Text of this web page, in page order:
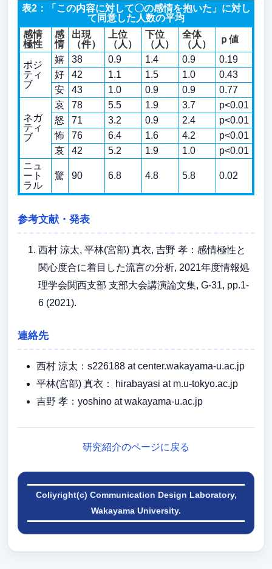
表2：「この内容に対して〇の感情を抱いた」に対し
て同意した人数の平均
感情
極性
感
情
出現
（件）
上位
（人）
下位
（人）
全体
（人）
ｐ値
ポジ
ティ
ブ
嬉 38 0.9 1.4 0.9
0.19
好
42 1.1 1.5 1.0
0.43
安
43 1.0 0.9 0.9 0.77
ネガ
ティ
ブ
哀 78 5.5 1.9 3.7
p<0.01
怒
71 3.2 0.9 2.4
p<0.01
怖
76 6.4 1.6 4.2
p<0.01
哀
42 5.2 1.9 1.0
p<0.01
ニュ
ート
ラル
驚 90 6.8 4.8 5.8 0.02
参考文献・発表
西村 涼太, 平林(宮部) 真衣, 吉野 孝：感情極性と
関心度合に着目した流言の分析, 2021年度情報処
理学会関西支部 支部大会講演論文集, G-31, pp.1-
6 (2021).
連絡先
西村 涼太：s226188 at center.wakayama-u.ac.jp
平林(宮部) 真衣： hirabayasi at m.u-tokyo.ac.jp
吉野 孝：yoshino at wakayama-u.ac.jp
研究紹介のページに戻る
Coliyright(c) Communication Design Laboratory,
Wakayama University.